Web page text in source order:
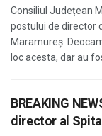
Consiliul Județean
postului de director
Maramureș.
loc acesta, dar au
BREAKING
director al